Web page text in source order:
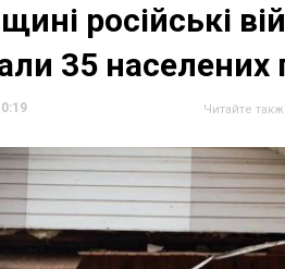
російські
35 населених
Читайте